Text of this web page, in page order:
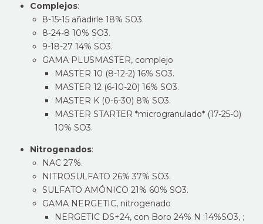
Complejos:
8-15-15 añadirle 18% SO3.
8-24-8 10% SO3.
9-18-27 14% SO3.
GAMA PLUSMASTER, complejo
MASTER 10 (8-12-2) 16% SO3.
MASTER 12 (6-10-20) 16% SO3.
MASTER K (0-6-30) 8% SO3.
MASTER STARTER *microgranulado* (17-25-0)
10% SO3.
Nitrogenados:
NAC 27%.
NITROSULFATO 26% 37% SO3.
SULFATO AMÓNICO 21% 60% SO3.
GAMA NERGETIC, nitrogenado
NERGETIC DS+24, con Boro 24% N ;14%SO3, ;